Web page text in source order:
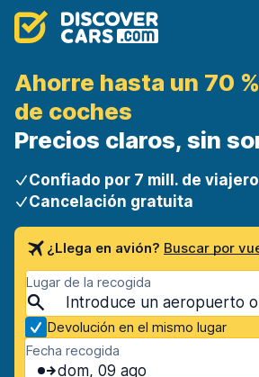
Ahorre hasta un 70
de coches
Precios claros, sin
Confiado por 7 mill. de
Cancelación gratuita
¿Llega en avión? Buscar por
Lugar de la recogida
Devolución en el mismo lugar
Fecha recogida
dom, 09 ago